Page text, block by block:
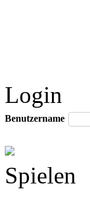
Login
Benutzername
Spielen